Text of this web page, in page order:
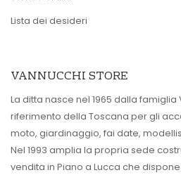
Lista dei desideri
VANNUCCHI STORE
La ditta nasce nel 1965 dalla
riferimento della Toscana per gli
moto, giardinaggio, fai date,
Nel 1993 amplia la propria sede
vendita in Piano a Lucca che